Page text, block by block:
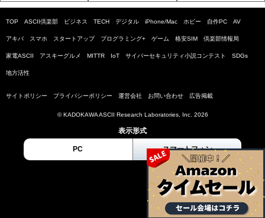
TOP ASCII倶楽部 ビジネス TECH デジタル iPhone/Mac ホビー 自作PC AV
アキバ スマホ スタートアップ プログラミング+ ゲーム 格安SIM 倶楽部情報局
家電ASCII アスキーグルメ MITTR IoT サイバーセキュリティ小説コンテスト SDGs
地方活性
サイトポリシー プライバシーポリシー 運営会社 お問い合わせ 広告掲載
© KADOKAWA ASCII Research Laboratories, Inc. 2026
表示形式
PC スマートフォン